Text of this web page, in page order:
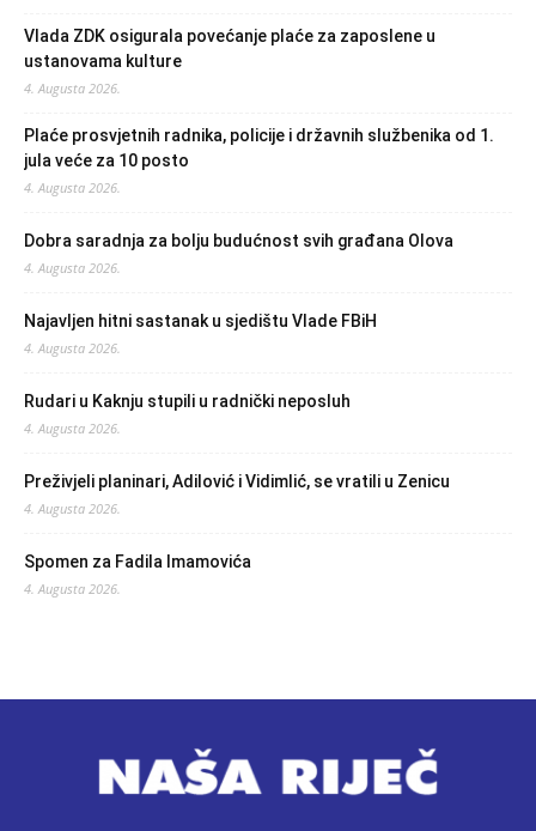
Vlada ZDK osigurala povećanje plaće za zaposlene u
ustanovama kulture
4. Augusta 2026.
Plaće prosvjetnih radnika, policije i državnih službenika od 1.
jula veće za 10 posto
4. Augusta 2026.
Dobra saradnja za bolju budućnost svih građana Olova
4. Augusta 2026.
Najavljen hitni sastanak u sjedištu Vlade FBiH
4. Augusta 2026.
Rudari u Kaknju stupili u radnički neposluh
4. Augusta 2026.
Preživjeli planinari, Adilović i Vidimlić, se vratili u Zenicu
4. Augusta 2026.
Spomen za Fadila Imamovića
4. Augusta 2026.